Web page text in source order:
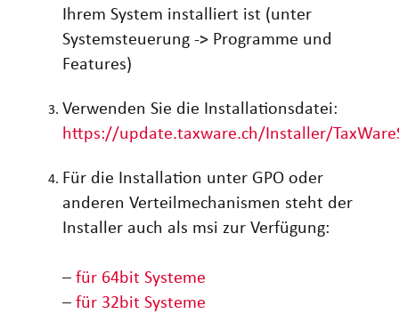
Ihrem System installiert ist (unter
Systemsteuerung -> Programme und
Features)
Verwenden Sie die Installationsdatei:
https://update.taxware.ch/Installer/
Für die Installation unter GPO oder
anderen Verteilmechanismen steht der
Installer auch als msi zur Verfügung:
– für 64bit Systeme
– für 32bit Systeme